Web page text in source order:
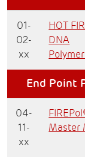
01-
02-
xx
HOT
DNA
End Point
04-
11-
xx
Master